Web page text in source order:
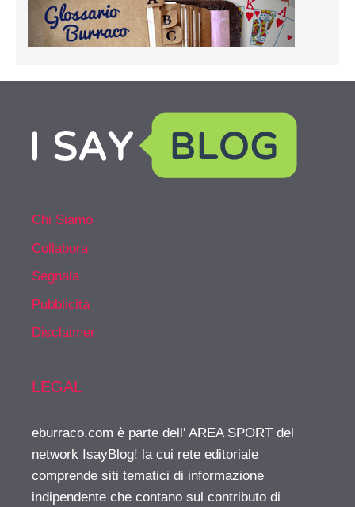
Chi Siamo
Collabora
Segnala
Pubblicità
Disclaimer
LEGAL
eburraco.com è parte dell' AREA SPORT del
network IsayBlog! la cui rete editoriale
comprende siti tematici di informazione
indipendente che contano sul contributo di